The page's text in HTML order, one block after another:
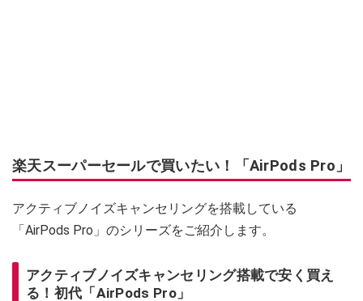
楽天スーパーセールで買いたい！「AirPods Pro」
アクティブノイズキャンセリングを搭載している
「AirPods Pro」のシリーズをご紹介します。
アクティブノイズキャンセリング搭載で安く買え
る！初代「AirPods Pro」